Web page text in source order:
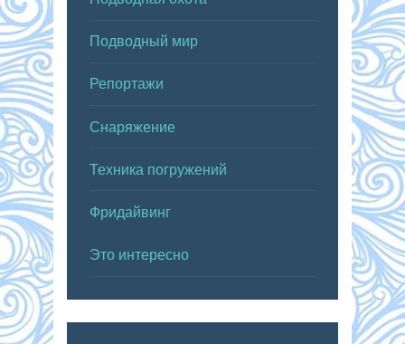
Подводный мир
Репортажи
Снаряжение
Техника погружений
Фридайвинг
Это интересно